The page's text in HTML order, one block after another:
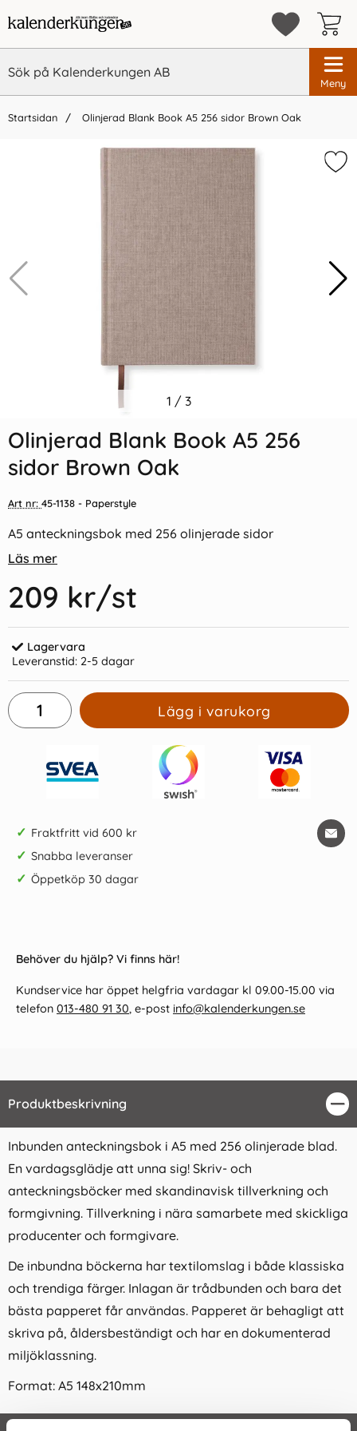
Meny
Startsidan Olinjerad Blank Book A5 256 sidor Brown Oak
Vi rekommenderar
55 kr/st 209 kr/st
1 / 3
Olinjerad Blank Book A5 256
sidor Brown Oak
Art nr: 45-1138 - Paperstyle
A5 anteckningsbok med 256 olinjerade sidor
Läs mer
209 kr/st
Lagervara
Leveranstid: 2-5 dagar
Lägg i varukorg
✓ Fraktfritt vid 600 kr
✓ Snabba leveranser
✓ Öppetköp 30 dagar
Behöver du hjälp? Vi finns här!
Kundservice har öppet helgfria vardagar kl 09.00-15.00 via
telefon 013-480 91 30, e-post info@kalenderkungen.se
Produktbeskrivning
Inbunden anteckningsbok i A5 med 256 olinjerade blad.
En vardagsglädje att unna sig! Skriv- och
anteckningsböcker med skandinavisk tillverkning och
formgivning. Tillverkning i nära samarbete med skickliga
producenter och formgivare.
De inbundna böckerna har textilomslag i både klassiska
och trendiga färger. Inlagan är trådbunden och bara det
bästa papperet får användas. Papperet är behagligt att
skriva på, åldersbeständigt och har en dokumenterad
miljöklassning.
Format: A5 148x210mm